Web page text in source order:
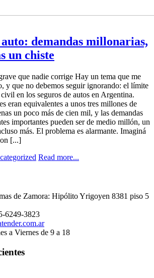
demandas millonarias,
un chiste
que nadie corrige Hay un tema que me
y que no debemos seguir ignorando: el límite
en los seguros de autos en Argentina.
eran equivalentes a unos tres millones de
un poco más de cien mil, y las demandas
importantes pueden ser de medio millón, un
más. El problema es alarmante. Imaginá
[...]
Read more...
de Zamora: Hipólito Yrigoyen 8381 piso 5
6249-3823
a Viernes de 9 a 18